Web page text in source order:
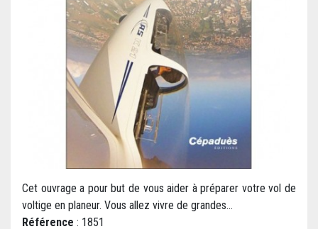
Cet ouvrage a pour but de vous aider à préparer votre vol de
voltige en planeur. Vous allez vivre de grandes...
Référence : 1851